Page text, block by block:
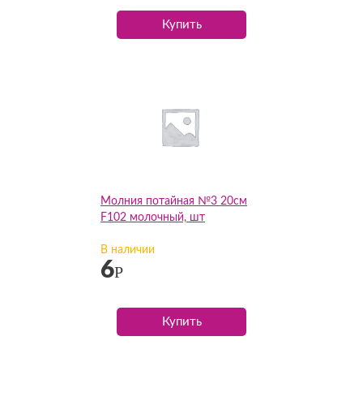
Купить
Молния потайная №3 20см
F102 молочный, шт
В наличии
6Р
Купить